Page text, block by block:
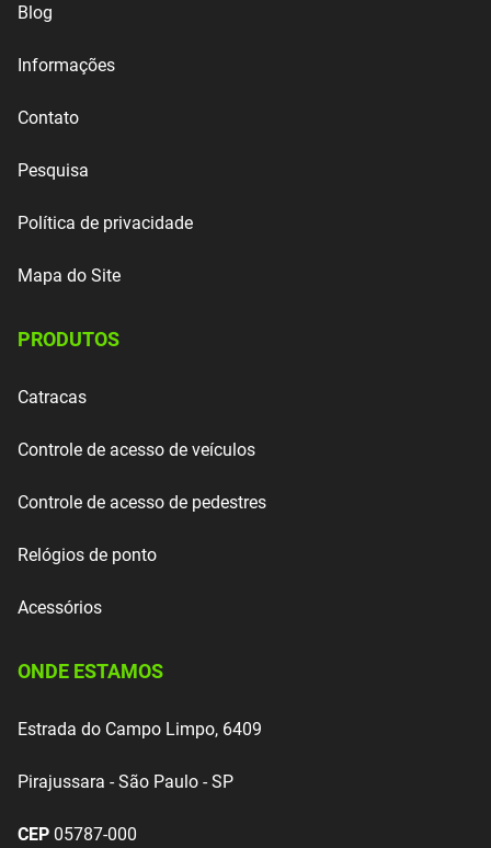
Blog
Informações
Contato
Pesquisa
Política de privacidade
Mapa do Site
PRODUTOS
Catracas
Controle de acesso de veículos
Controle de acesso de pedestres
Relógios de ponto
Acessórios
ONDE ESTAMOS
Estrada do Campo Limpo, 6409
Pirajussara - São Paulo - SP
CEP 05787-000